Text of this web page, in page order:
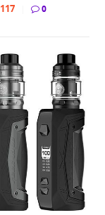
117 0